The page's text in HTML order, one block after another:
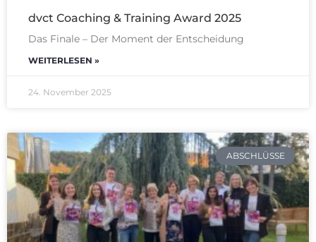
dvct Coaching & Training Award 2025
Das Finale – Der Moment der Entscheidung
WEITERLESEN »
24. November 2025
ABSCHLÜSSE